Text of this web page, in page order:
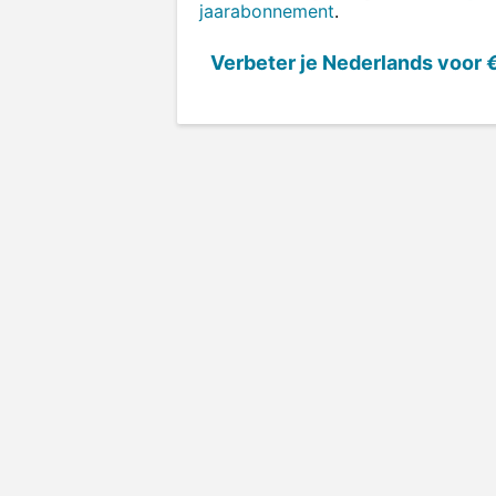
jaarabonnement.
Verbeter je Nederlands voor